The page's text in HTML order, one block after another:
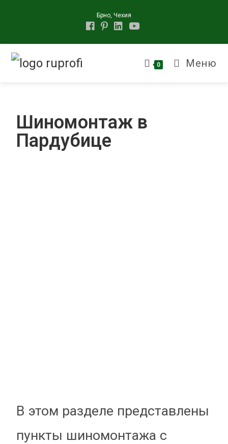
Брно, Чехия
0 Меню
Шиномонтаж в
Пардубице
В этом разделе представлены
пункты шиномонтажа с